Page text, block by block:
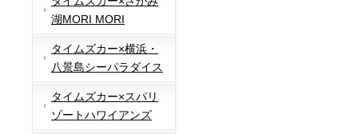
湖MORI MORI
タイムズカー×横浜・
八景島シーパラダイス
タイムズカー×スパリ
ゾートハワイアンズ